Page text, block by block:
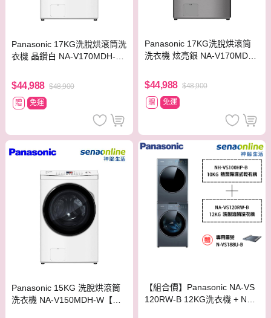
Panasonic 17KG洗脫烘滾筒洗
衣機 晶鑽白 NA-V170MDH-W
$44,988 $48,900
贈
免運
Panasonic 17KG洗脫烘滾筒
洗衣機 炫亮銀 NA-V170MDH-
$44,988 $48,900
贈
免運
Panasonic 15KG 洗脫烘滾筒
洗衣機 NA-V150MDH-W【贈
【組合價】Panasonic NA-VS
120RW-B 12KG洗衣機 + NH-